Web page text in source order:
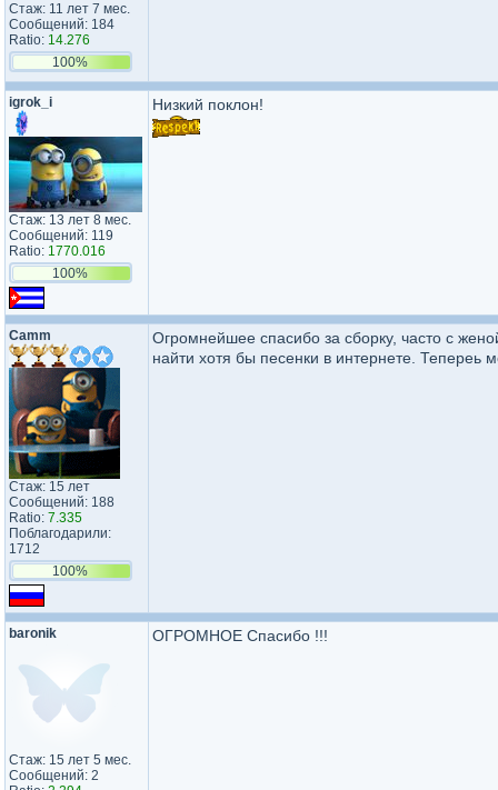
Стаж: 11 лет 7 мес.
Сообщений: 184
Ratio: 14.276
100%
igrok_i
Стаж: 13 лет 8 мес.
Сообщений: 119
Ratio: 1770.016
100%
Низкий поклон!
Camm
Стаж: 15 лет
Сообщений: 188
Ratio: 7.335
Поблагодарили:
1712
100%
Огромнейшее спасибо за сборку, часто с
найти хотя бы песенки в интернете. Тепереь
baronik
Стаж: 15 лет 5 мес.
Сообщений: 2
ОГРОМНОЕ Спасибо !!!